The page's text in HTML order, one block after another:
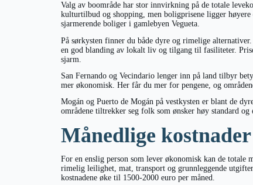
Valg av boområde har stor innvirkning på de totale
kulturtilbud og shopping, men boligprisene ligger
sjarmerende boliger i gamlebyen Vegueta.
På sørkysten finner du både dyre og rimelige alternativer.
en god blanding av lokalt liv og tilgang til fasiliteter.
sjarm.
San Fernando og Vecindario lenger inn på land tilbyr
mer økonomisk. Her får du mer for pengene, og
Mogán og Puerto de Mogán på vestkysten er blant de
områdene tiltrekker seg folk som ønsker høy standard
Månedlige
For en enslig person som lever økonomisk kan de totale
rimelig leilighet, mat, transport og grunnleggende
kostnadene øke til 1500-2000 euro per måned.